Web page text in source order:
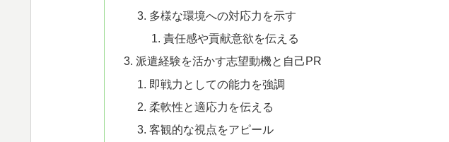
多様な環境への対応力を示す
責任感や貢献意欲を伝える
派遣経験を活かす志望動機と自己PR
即戦力としての能力を強調
柔軟性と適応力を伝える
客観的な視点をアピール